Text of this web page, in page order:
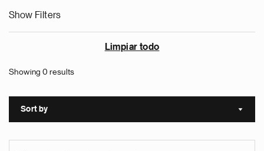
Show Filters
Limpiar todo
Showing 0 results
Sort by Sort